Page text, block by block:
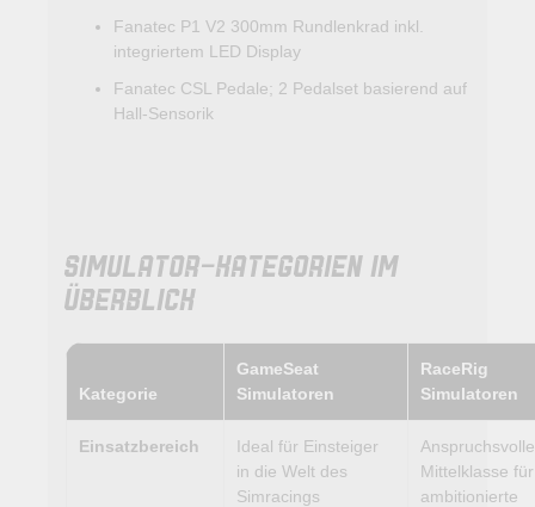
Fanatec P1 V2 300mm Rundlenkrad inkl.
integriertem LED Display
Fanatec CSL Pedale; 2 Pedalset basierend auf
Hall-Sensorik
SIMULATOR-KATEGORIEN IM
ÜBERBLICK
Kategorie
GameSeat
Simulatoren
RaceRig
Simulatoren
Einsatzbereich
Ideal für Einsteiger
in die Welt des
Simracings
Anspruchsvolle
Mittelklasse für
ambitionierte